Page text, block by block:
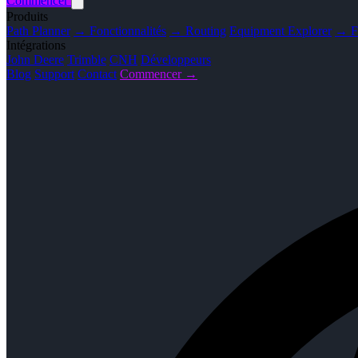
Produits
Path Planner → Fonctionnalités → Routing Equipment Explorer →
Intégrations
John Deere Trimble CNH Développeurs
Blog Support Contact Commencer →